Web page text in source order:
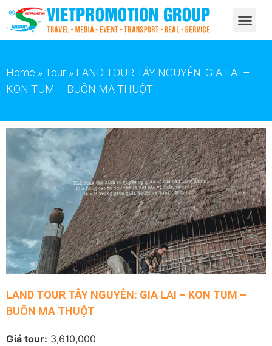
Home »Tour » LAND TOUR TÂY NGUYÊN: GIA LAI –
KON TUM – BUÔN MA THUỘT
LAND TOUR TÂY NGUYÊN: GIA LAI – KON TUM –
BUÔN MA THUỘT
Giá tour: 3,610,000